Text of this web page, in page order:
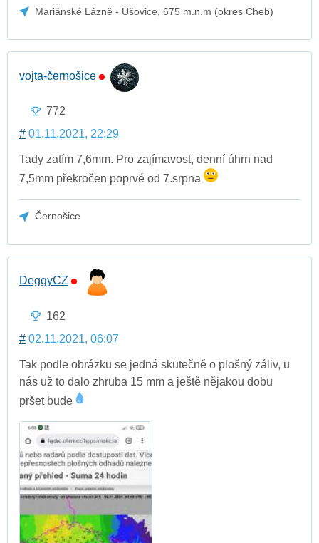
Mariánské Lázně - Úšovice, 675 m.n.m (okres Cheb)
vojta-černošice
772
# 01.11.2021, 22:29
Tady zatím 7,6mm. Pro zajímavost, denní úhrn nad
7,5mm překročen poprvé od 7.srpna
Černošice
DeggyCZ
162
# 02.11.2021, 06:07
Tak podle obrázku se jedná skutečně o plošný záliv, u
nás už to dalo zhruba 15 mm a ještě nějakou dobu
pršet bude